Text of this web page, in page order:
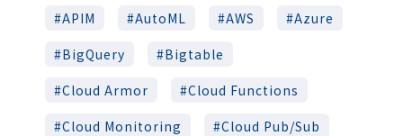
APIM
AutoML AWS
Azure
BigQuery
Bigtable
Cloud Armor
Cloud Functions
Cloud Monitoring
Cloud Pub/Sub